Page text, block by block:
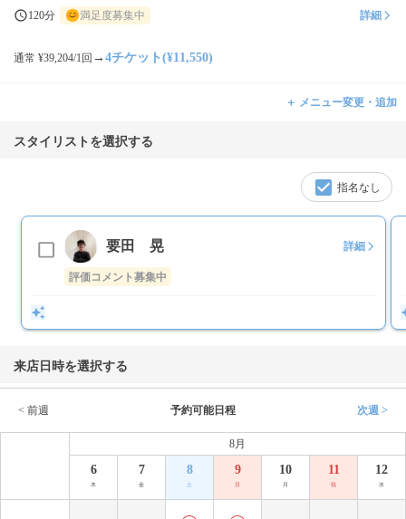
120分 満足度募集中 詳細
通常 ¥39,204/1回 → 4チケット(¥11,550)
＋ メニュー変更・追加
スタイリストを選択する
指名なし
要田 晃 詳細
評価コメント募集中
来店日時を選択する
< 前週 予約可能日程 次週 >
8月
6
木
7
金
8
土
9
日
10
月
11
祝
12
水